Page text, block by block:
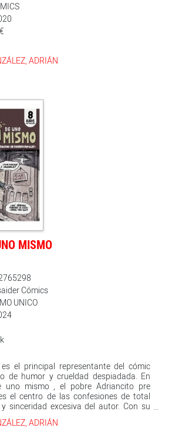
ADRIÁN
MISMO
Cómics
UNICO
el principal representante del cómic
de humor y crueldad despiadada. En
uno mismo , el pobre Adriancito pre
el centro de las confesiones de total
sinceridad excesiva del autor. Con su
realista, entre minucioso y suelto,
a sus técnicas masturbatorias
ADRIÁN